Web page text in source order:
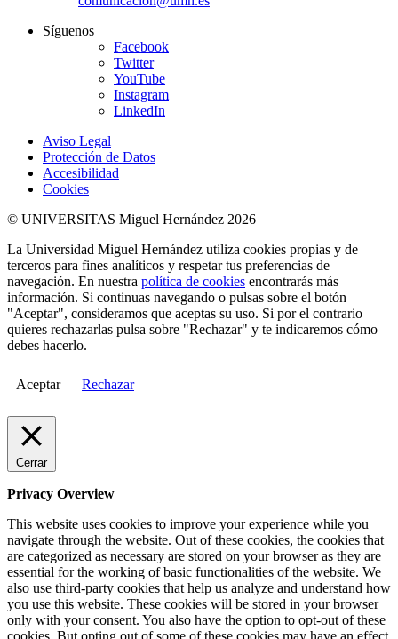
Síguenos
Facebook
Twitter
YouTube
Instagram
LinkedIn
Aviso Legal
Protección de Datos
Accesibilidad
Cookies
© UNIVERSITAS Miguel Hernández 2026
La Universidad Miguel Hernández utiliza cookies propias y de
terceros para fines analíticos y respetar tus preferencias de
navegación. En nuestra política de cookies encontrarás más
información. Si continuas navegando o pulsas sobre el botón
"Aceptar", consideramos que aceptas su uso. Si por el contrario
quieres rechazarlas pulsa sobre "Rechazar" y te indicaremos cómo
debes hacerlo.
Aceptar Rechazar
Cerrar
Privacy Overview
This website uses cookies to improve your experience while you
navigate through the website. Out of these cookies, the cookies that
are categorized as necessary are stored on your browser as they are
essential for the working of basic functionalities of the website. We
also use third-party cookies that help us analyze and understand how
you use this website. These cookies will be stored in your browser
only with your consent. You also have the option to opt-out of these